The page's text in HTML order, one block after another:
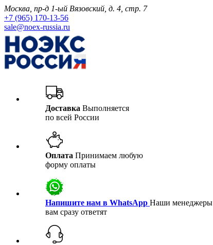
Москва, пр-д 1-ый Вязовский, д. 4, стр. 7
+7 (965) 170-13-56
sale@noex-russia.ru
Доставка Выполняется
по всей России
Оплата Принимаем любую
форму оплаты
Напишите нам в WhatsApp Наши менеджеры
вам сразу ответят